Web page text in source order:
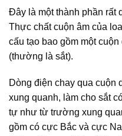
Đây là một thành phần rất
Thực chất cuộn âm của
cấu tạo bao gồm một
(thường là sắt).
Dòng điện chay qua cuộn
xung quanh, làm cho sắt
tự như từ trường xung
gồm có cực Bắc và cực